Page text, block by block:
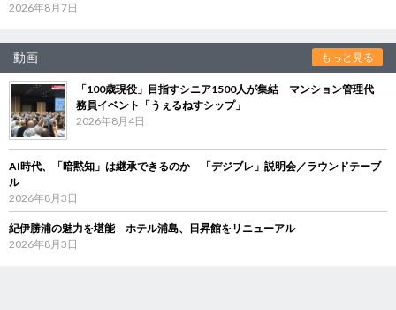
2026年8月7日
動画 もっと見る
「100歳現役」目指すシニア1500人が集結 マンション管理代
務員イベント「うぇるねすシップ」
2026年8月4日
AI時代、「暗黙知」は継承できるのか 「デジブレ」説明会／ラウンドテーブ
ル
2026年8月3日
紀伊勝浦の魅力を堪能 ホテル浦島、日昇館をリニューアル
2026年8月3日